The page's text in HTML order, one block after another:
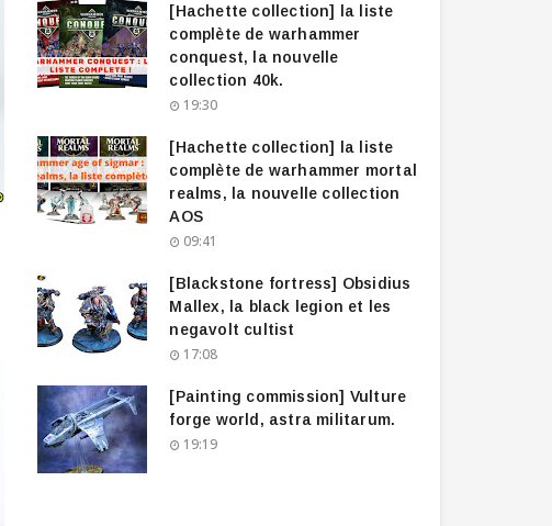
[Hachette collection] la liste
complète de warhammer
conquest, la nouvelle
collection 40k.
19:30
[Hachette collection] la liste
complète de warhammer mortal
realms, la nouvelle collection
AOS
09:41
[Blackstone fortress] Obsidius
Mallex, la black legion et les
negavolt cultist
17:08
[Painting commission] Vulture
forge world, astra militarum.
19:19